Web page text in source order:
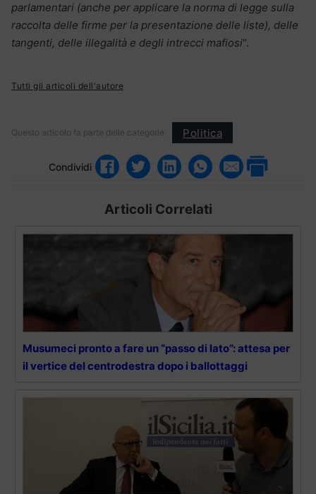
parlamentari (anche per applicare la norma di legge sulla
raccolta delle firme per la presentazione delle liste), delle
tangenti, delle illegalità e degli intrecci mafiosi“.
Tutti gli articoli dell'autore
Questo articolo fa parte delle categorie: Politica
Condividi
Articoli Correlati
Musumeci pronto a fare un “passo di lato”: attesa per
il vertice del centrodestra dopo i ballottaggi